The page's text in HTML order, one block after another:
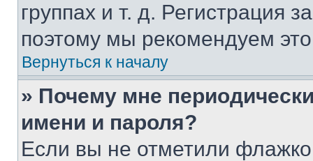
группах и т. д. Регистрация
поэтому мы рекомендуем
Вернуться к началу
» Почему мне
имени и пароля?
Если вы не отметили